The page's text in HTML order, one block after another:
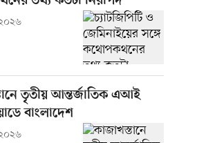
তৃতীয় আন্তর্জাতিক এআই
বাংলাদেশ